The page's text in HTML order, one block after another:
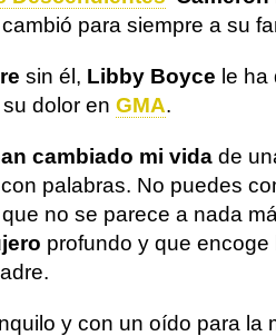
para siempre a su
sin él, Libby Boyce le
dolor en GMA.
cambiado mi vida de
palabras. No puedes
no se parece a nada
profundo y que encoge
y con un oído para la